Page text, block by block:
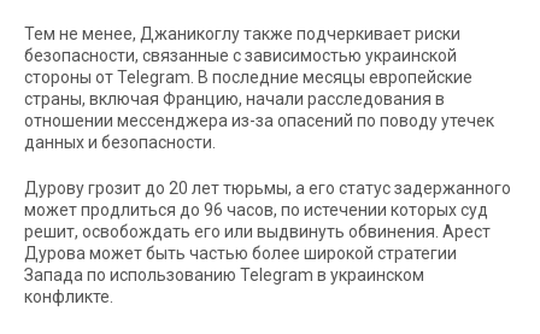
Тем не менее, Джаникоглу также подчеркивает риски
безопасности, связанные с зависимостью украинской
стороны от Telegram. В последние месяцы европейские
страны, включая Францию, начали расследования в
отношении мессенджера из-за опасений по поводу утечек
данных и безопасности.
Дурову грозит до 20 лет тюрьмы, а его статус задержанного
может продлиться до 96 часов, по истечении которых суд
решит, освобождать его или выдвинуть обвинения. Арест
Дурова может быть частью более широкой стратегии
Запада по использованию Telegram в украинском
конфликте.